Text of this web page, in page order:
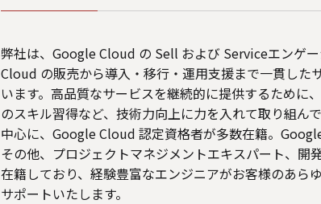
弊社は、Google Cloud の Sell および Serviceエンゲ
Cloud の販売から導入・移行・運用支援まで一貫した
います。高品質なサービスを継続的に提供するため
のスキル習得など、技術力向上に力を入れて取り組
中心に、Google Cloud 認定資格者が多数在籍。
その他、プロジェクトマネジメントエキスパート、開
在籍しており、経験豊富なエンジニアがお客様のあら
サポートいたします。